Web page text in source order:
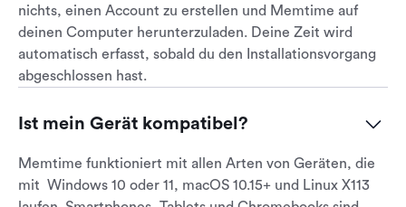
nichts, einen Account zu erstellen und Memtime auf
deinen Computer herunterzuladen. Deine Zeit wird
automatisch erfasst, sobald du den Installationsvorgang
abgeschlossen hast.
Ist mein Gerät kompatibel?
Memtime funktioniert mit allen Arten von Geräten, die
mit Windows 10 oder 11, macOS 10.15+ und Linux X113